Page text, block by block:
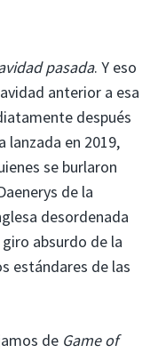
pasada. Y eso
anterior a esa
después
lanzada en 2019,
se burlaron
de la
desordenada
absurdo de la
estándares de las
de Game of